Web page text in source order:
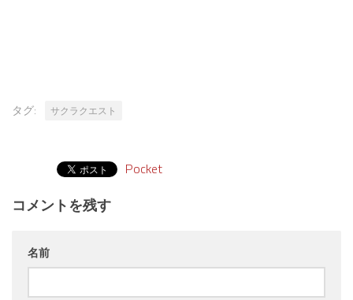
タグ: サクラクエスト
Pocket
コメントを残す
名前